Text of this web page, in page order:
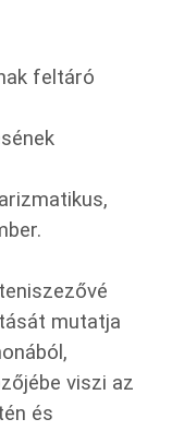
feltáró
mutatja
viszi az
és